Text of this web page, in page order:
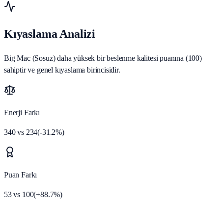
Kıyaslama Analizi
Big Mac (Sosuz) daha yüksek bir beslenme kalitesi puanına (100)
sahiptir ve genel kıyaslama birincisidir.
Enerji Farkı
340vs 234(-31.2%)
Puan Farkı
53vs 100(+88.7%)